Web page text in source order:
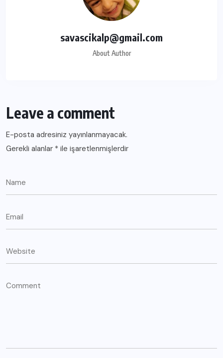
savascikalp@gmail.com
About Author
Leave a comment
E-posta adresiniz yayınlanmayacak.
Gerekli alanlar * ile işaretlenmişlerdir